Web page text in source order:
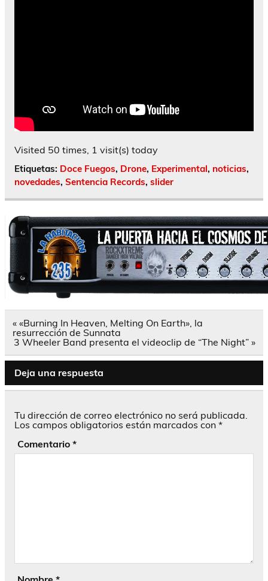
Visited 50 times, 1 visit(s) today
Etiquetas: Doce Fuegos, Drone, Experimental, noticias,
novedades, Sentencia Records, slider
Navegación
de
entradas
« «Burning In Heaven, Melting On Earth», la
resurrección de Sunnata
3 Wheeler Band presenta el videoclip de “The Night” »
Deja una respuesta
Tu dirección de correo electrónico no será publicada.
Los campos obligatorios están marcados con *
Comentario *